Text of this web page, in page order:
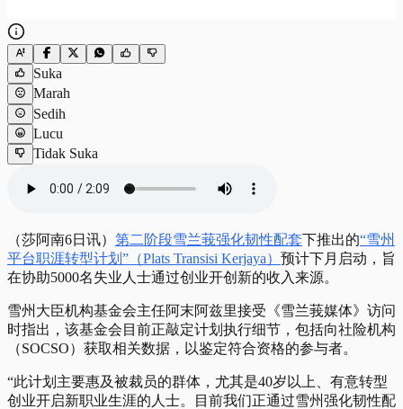
Suka
Marah
Sedih
Lucu
Tidak Suka
（莎阿南6日讯） 第二阶段雪兰莪强化韧性配套下推出的“雪州
平台职涯转型计划”（Plats Transisi Kerjaya） 预计下月启动，旨
在协助5000名失业人士通过创业开创新的收入来源。
雪州大臣机构基金会主任阿末阿兹里接受《雪兰莪媒体》访问
时指出，该基金会目前正敲定计划执行细节，包括向社险机构
（SOCSO）获取相关数据，以鉴定符合资格的参与者。
“此计划主要惠及被裁员的群体，尤其是40岁以上、有意转型
创业开启新职业生涯的人士。目前我们正通过雪州强化韧性配